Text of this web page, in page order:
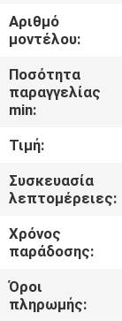
ΓΎΡΟΣ
ΈΛΕΓΧΟΣ
ΜΑΣ
ΕΛΆΤΕ
ΣΕ
ΕΠΑΦΉ
Αριθμό
μοντέλου:
Ποσότητα
παραγγελίας
min:
Τιμή:
Συσκευασία
λεπτομέρειες:
Χρόνος
παράδοσης:
Όροι
πληρωμής: